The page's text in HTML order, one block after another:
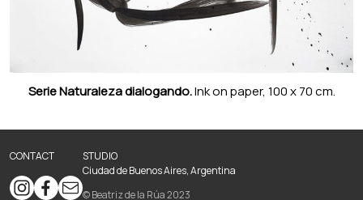
Serie Naturaleza dialogando.Ink on paper, 100 x 70 cm.
CONTACT
STUDIO
Ciudad de Buenos Aires, Argentina
© Beatriz de la Rúa 2023